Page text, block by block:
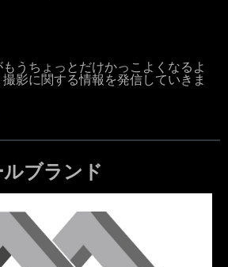
うちょっとだけかっこよくなるよ
影に関する情報を発信していきま
ブランド